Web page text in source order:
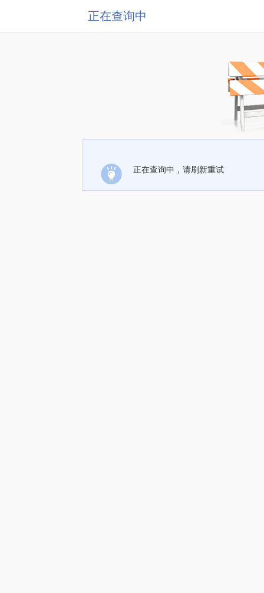
正在查询中
正在查询中，请刷新重试